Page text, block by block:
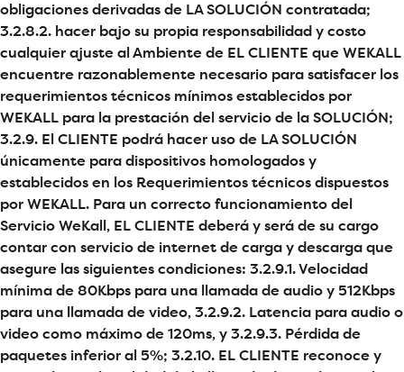
obligaciones derivadas de LA SOLUCIÓN contratada;
3.2.8.2. hacer bajo su propia responsabilidad y costo
cualquier ajuste al Ambiente de EL CLIENTE que WEKALL
encuentre razonablemente necesario para satisfacer los
requerimientos técnicos mínimos establecidos por
WEKALL para la prestación del servicio de la SOLUCIÓN;
3.2.9. El CLIENTE podrá hacer uso de LA SOLUCIÓN
únicamente para dispositivos homologados y
establecidos en los Requerimientos técnicos dispuestos
por WEKALL. Para un correcto funcionamiento del
Servicio WeKall, EL CLIENTE deberá y será de su cargo
contar con servicio de internet de carga y descarga que
asegure las siguientes condiciones: 3.2.9.1. Velocidad
mínima de 80Kbps para una llamada de audio y 512Kbps
para una llamada de video, 3.2.9.2. Latencia para audio o
video como máximo de 120ms, y 3.2.9.3. Pérdida de
paquetes inferior al 5%; 3.2.10. EL CLIENTE reconoce y